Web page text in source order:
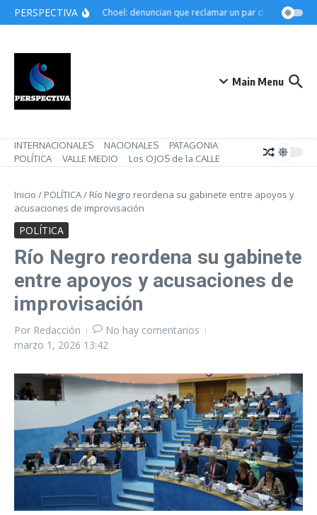
Saltar al contenido
PERSPECTIVAChoele Choel: denuncian que reclamar un par de botines
Main Menu
INTERNACIONALES NACIONALES
PATAGONIA
POLÍTICA
VALLE MEDIO Los OJOS de la CALLE
Inicio / POLÍTICA/ Río Negro reordena su gabinete entre apoyos y
acusaciones de improvisación
POLÍTICA
Río Negro reordena su gabinete
entre apoyos y acusaciones de
improvisación
Por Redacción
No hay comentarios
marzo 1, 2026 13:42